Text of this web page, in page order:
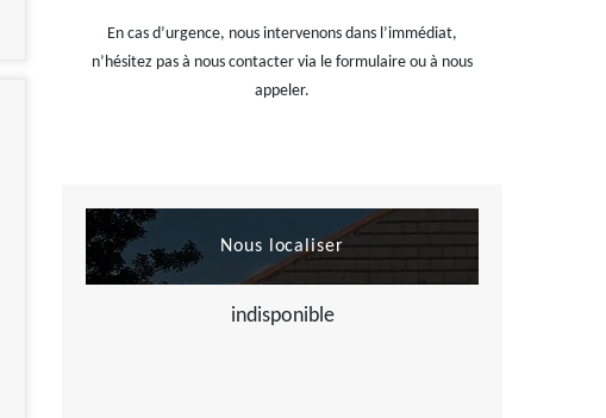
En cas d’urgence, nous intervenons dans l’immédiat,
n’hésitez pas à nous contacter via le formulaire ou à nous
appeler.
Nous localiser
indisponible